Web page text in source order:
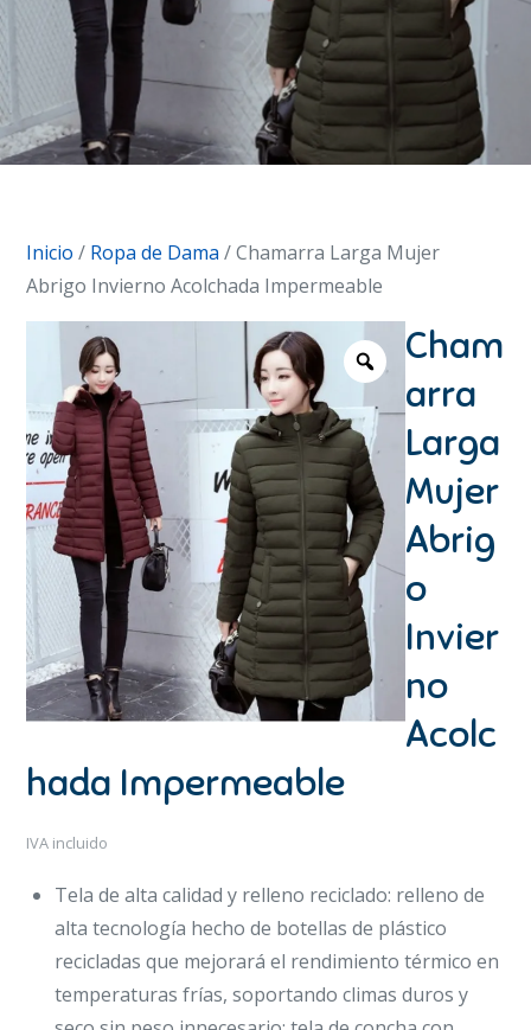
Inicio / Ropa de Dama / Chamarra Larga Mujer
Abrigo Invierno Acolchada Impermeable
Cham
arra
Larga
Mujer
Abrig
o
Invier
no
Acolc
hada Impermeable
IVA incluido
Tela de alta calidad y relleno reciclado: relleno de
alta tecnología hecho de botellas de plástico
recicladas que mejorará el rendimiento térmico en
temperaturas frías, soportando climas duros y